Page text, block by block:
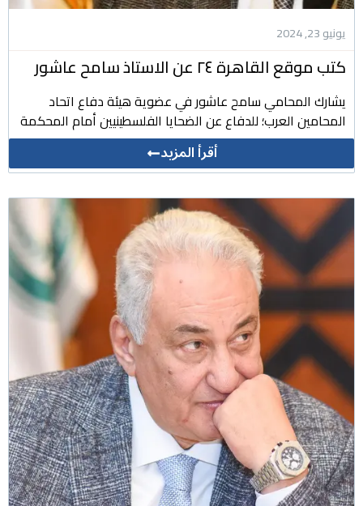
يونيو 23, 2024
كتب موقع القاهرة ٢٤ عن الاستاذ سامح عاشور
يشارك المحامي سامح عاشور في عضوية هيئة دفاع اتحاد
المحامين العرب؛ للدفاع عن الضحايا الفلسطينيين أمام المحكمة
أقرأ المزيد